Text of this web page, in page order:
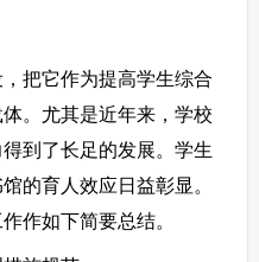
把它作为提高学生综合
。尤其是近年来，学校
到了长足的发展。学生
的育人效应日益彰显。
作如下简要总结。